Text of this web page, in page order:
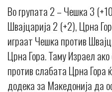
Во групата 2 – Чешка 3
Швајцарија 2 (+2), Црна
играат Чешка против
Црна Гора. Таму Израел
против слабата Црна Гора
додека за Македонија да